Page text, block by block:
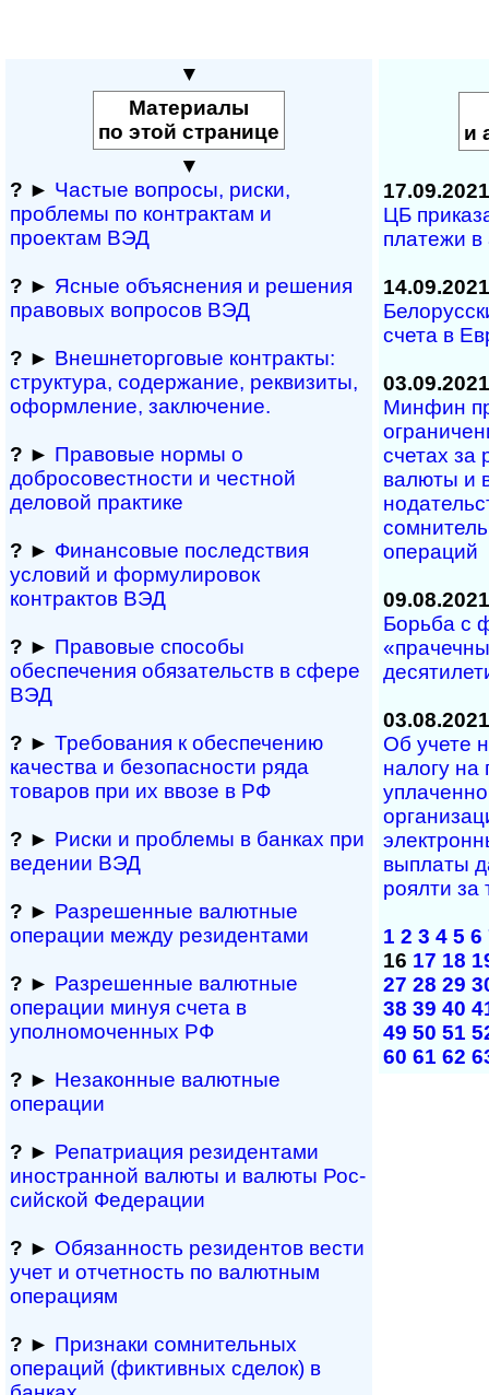
▼
Материалы
по этой странице
▼
? ► Частые вопросы, рис­ки,
проблемы по конт­рактам и
проектам ВЭД
? ► Ясные объяснения и решения
правовых вопросов ВЭД
? ► Внешнеторговые контракты:
структура, содержание, реквизиты,
оформление, заключение.
? ► Правовые нормы о
добросовестности и чест­ной
деловой практике
? ► Финансовые последствия
условий и формулировок
контрактов ВЭД
? ► Правовые способы
обеспечения обяза­тельств в сфере
ВЭД
? ► Требования к обеспечению
качества и безопасности ряда
товаров при их ввозе в РФ
? ► Риски и проблемы в банках при
ведении ВЭД
? ► Разрешенные валютные
операции между резидентами
? ► Разрешенные валютные
операции минуя счета в
уполномоченных РФ
? ► Незаконные валютные
операции
? ► Репатриация ре­зи­ден­та­ми
иностранной ва­лю­ты и валюты Рос­
сий­ской Федерации
? ► Обязанность резиден­тов вести
учет и отчетность по валютным
операциям
? ► Признаки сомнитель­ных
операций (фиктивных сделок) в
и
17.09.2021
ЦБ
платежи в
14.09.2021
счета в
03.09.2021
Минфин
счетах за
валюты и
операций
09.08.2021
Борьба с
03.08.2021
Об учете
налогу
выплаты
роялти за
1 2 3 4 5 6
16 17 18
27 28 29
38 39 40
49 50 51
60 61 62